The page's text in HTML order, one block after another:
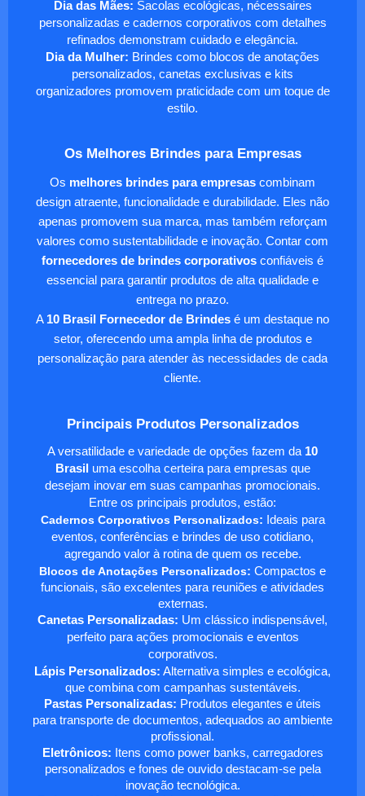
Dia das Mães: Sacolas ecológicas, nécessaires
personalizadas e cadernos corporativos com detalhes
refinados demonstram cuidado e elegância.
Dia da Mulher: Brindes como blocos de anotações
personalizados, canetas exclusivas e kits
organizadores promovem praticidade com um toque de
estilo.
Os Melhores Brindes para Empresas
Os melhores brindes para empresas combinam
design atraente, funcionalidade e durabilidade. Eles não
apenas promovem sua marca, mas também reforçam
valores como sustentabilidade e inovação. Contar com
fornecedores de brindes corporativos confiáveis é
essencial para garantir produtos de alta qualidade e
entrega no prazo.
A 10 Brasil Fornecedor de Brindes é um destaque no
setor, oferecendo uma ampla linha de produtos e
personalização para atender às necessidades de cada
cliente.
Principais Produtos Personalizados
A versatilidade e variedade de opções fazem da 10
Brasil uma escolha certeira para empresas que
desejam inovar em suas campanhas promocionais.
Entre os principais produtos, estão:
Cadernos Corporativos Personalizados: Ideais para
eventos, conferências e brindes de uso cotidiano,
agregando valor à rotina de quem os recebe.
Blocos de Anotações Personalizados: Compactos e
funcionais, são excelentes para reuniões e atividades
externas.
Canetas Personalizadas: Um clássico indispensável,
perfeito para ações promocionais e eventos
corporativos.
Lápis Personalizados: Alternativa simples e ecológica,
que combina com campanhas sustentáveis.
Pastas Personalizadas: Produtos elegantes e úteis
para transporte de documentos, adequados ao ambiente
profissional.
Eletrônicos: Itens como power banks, carregadores
personalizados e fones de ouvido destacam-se pela
inovação tecnológica.